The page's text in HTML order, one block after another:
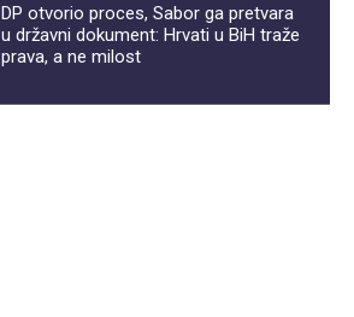
DP otvorio proces, Sabor ga pretvara
u državni dokument: Hrvati u BiH traže
prava, a ne milost